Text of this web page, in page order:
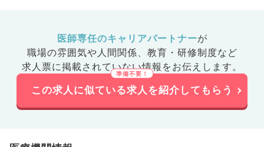
医師専任のキャリアパートナーが
職場の雰囲気や人間関係、 教育・研修制度など
求人票に掲載されていない情報をお伝えします。
この求人に似ている求人を紹介してもらう